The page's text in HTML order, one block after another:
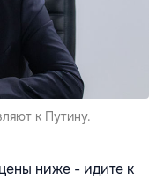
к Путину.
ниже - идите к